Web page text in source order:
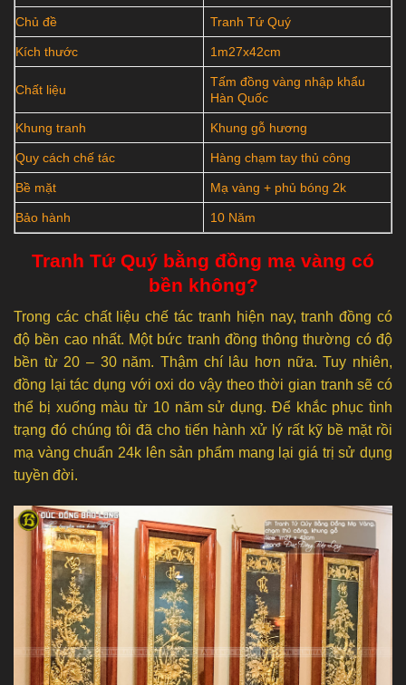
Chủ đề Tranh Tứ Quý
Kích thước 1m27x42cm
Chất liệu
Tấm đồng vàng nhập khẩu
Hàn Quốc
Khung tranh Khung gỗ hương
Quy cách chế tác Hàng chạm tay thủ công
Bề mặt Mạ vàng + phủ bóng 2k
Bảo hành 10 Năm
Tranh Tứ Quý bằng đồng mạ vàng có
bền không?
Trong các chất liệu chế tác tranh hiện nay, tranh đồng có
độ bền cao nhất. Một bức tranh đồng thông thường có độ
bền từ 20 – 30 năm. Thậm chí lâu hơn nữa. Tuy nhiên,
đồng lại tác dụng với oxi do vậy theo thời gian tranh sẽ có
thể bị xuống màu từ 10 năm sử dụng. Để khắc phục tình
trạng đó chúng tôi đã cho tiến hành xử lý rất kỹ bề mặt rồi
mạ vàng chuẩn 24k lên sản phẩm mang lại giá trị sử dụng
tuyền đời.